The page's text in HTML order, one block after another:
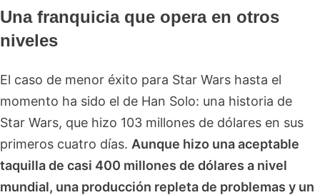
Una franquicia que opera en otros
niveles
El caso de menor éxito para Star Wars hasta el
momento ha sido el de Han Solo: una historia de
Star Wars, que hizo 103 millones de dólares en sus
primeros cuatro días. Aunque hizo una aceptable
taquilla de casi 400 millones de dólares a nivel
mundial, una producción repleta de problemas y un